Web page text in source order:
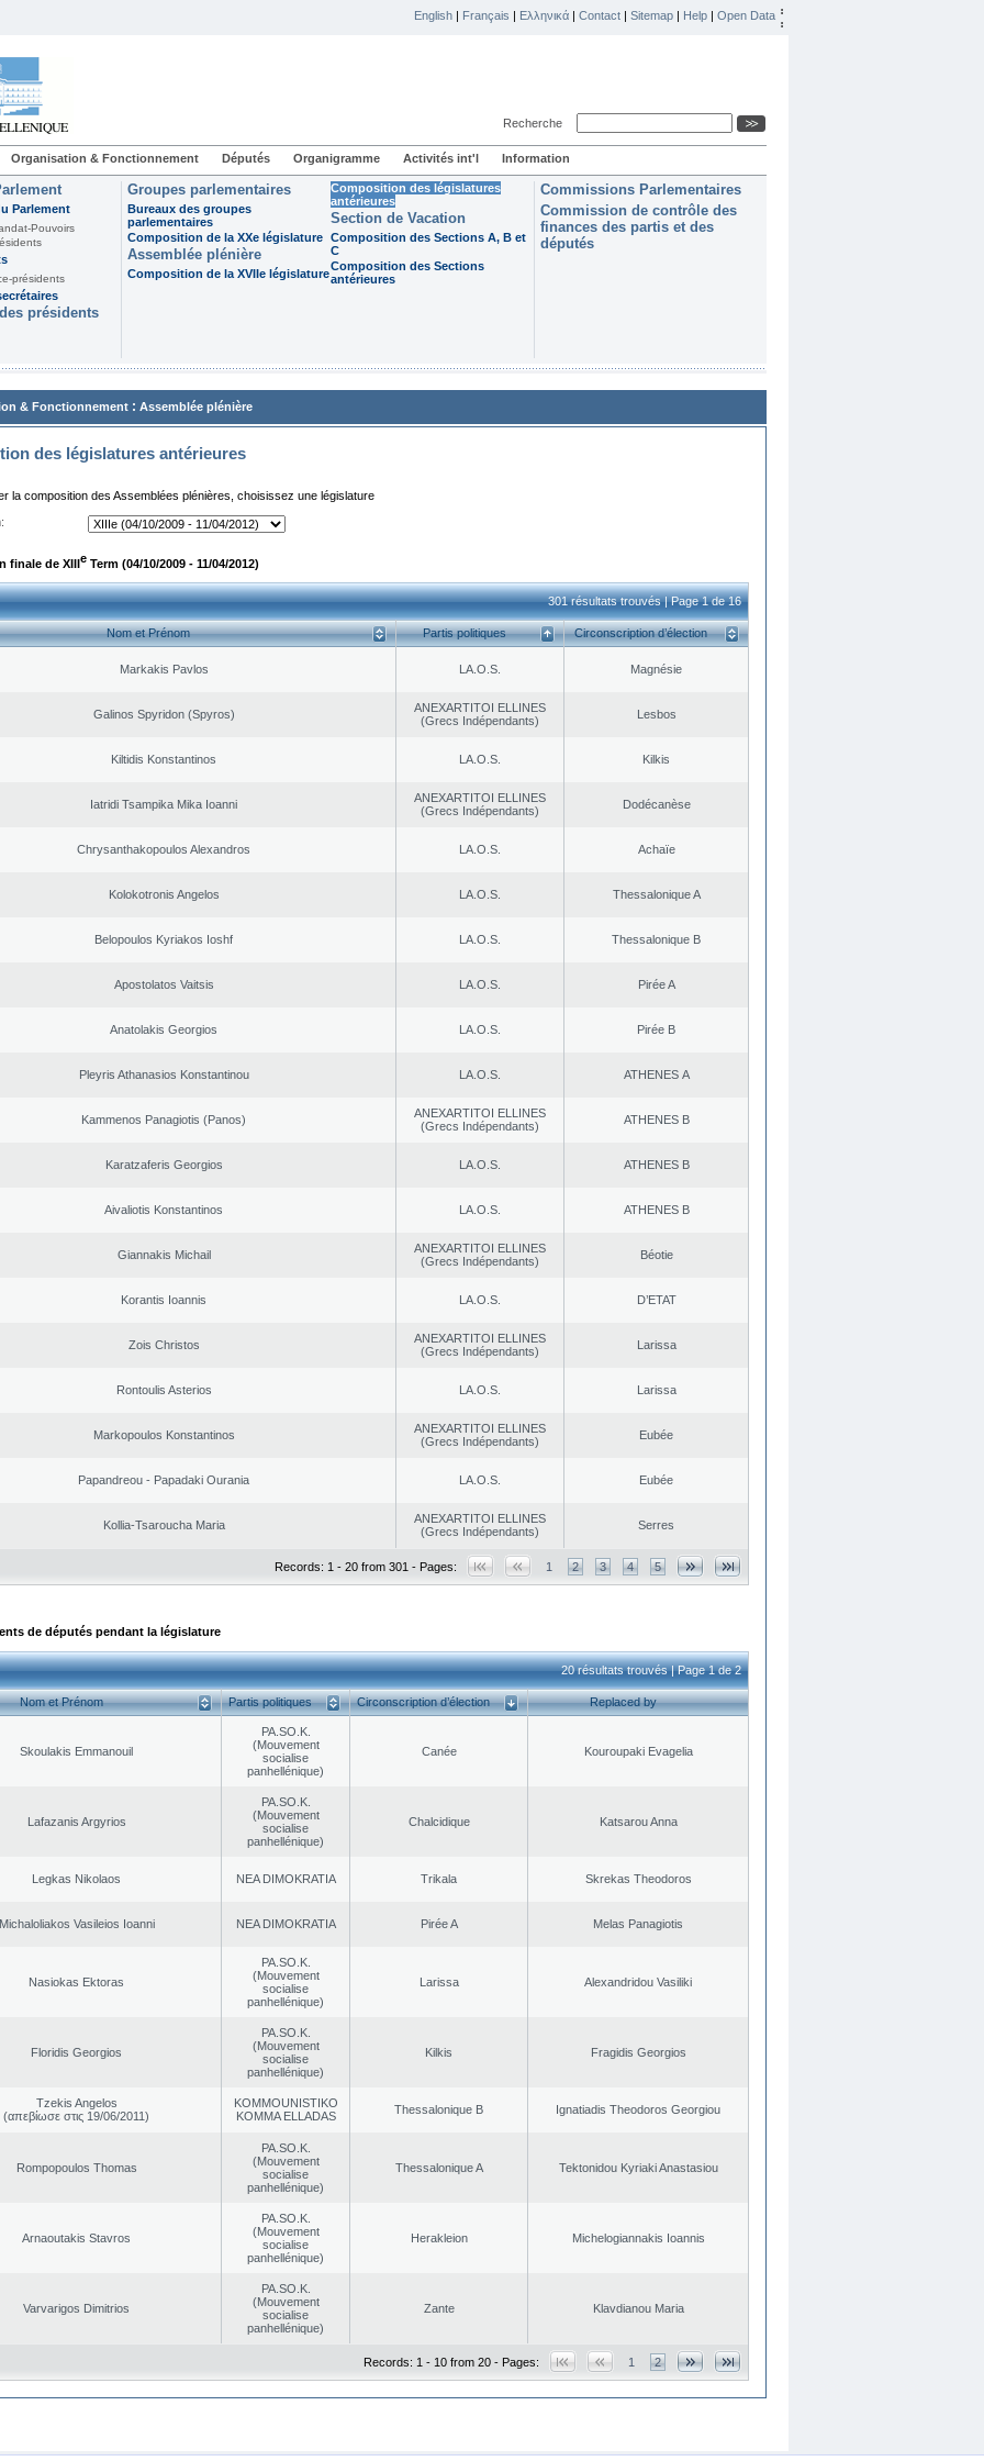
English | Français | Ελληνικά | Contact | Sitemap | Help | Open Data
Recherche
Organisation & Fonctionnement Députés Organigramme Activités int'l Information
Parlement
Pouvoirs
présidents
présidents
Groupes parlementaires
Bureaux des groupes
parlementaires
Composition de la XXe législature
Assemblée plénière
Composition de la XVIIe législature
Composition des législatures
antérieures
Section de Vacation
Composition des Sections A, B et
C
Composition des Sections
antérieures
Commissions Parlementaires
Commission de contrôle des
finances des partis et des
députés
& Fonctionnement : Assemblée plénière
des législatures antérieures
la composition des Assemblées plénières, choisissez une législature
finale de XIIIe Term (04/10/2009 - 11/04/2012)
301 résultats trouvés | Page 1 de 16
Nom et Prénom Partis politiques Circonscription d’élection
Markakis Pavlos LA.O.S. Magnésie
Galinos Spyridon (Spyros)
ANEXARTITOI ELLINES
(Grecs Indépendants)
Lesbos
Kiltidis Konstantinos LA.O.S. Kilkis
Iatridi Tsampika Mika Ioanni
ANEXARTITOI ELLINES
(Grecs Indépendants)
Dodécanèse
Chrysanthakopoulos Alexandros LA.O.S. Achaïe
Kolokotronis Angelos LA.O.S. Thessalonique A
Belopoulos Kyriakos Ioshf LA.O.S. Thessalonique B
Apostolatos Vaitsis LA.O.S. Pirée A
Anatolakis Georgios LA.O.S. Pirée B
Pleyris Athanasios Konstantinou LA.O.S. ATHENES Α
Kammenos Panagiotis (Panos)
ANEXARTITOI ELLINES
(Grecs Indépendants)
ATHENES Β
Karatzaferis Georgios LA.O.S. ATHENES Β
Aivaliotis Konstantinos LA.O.S. ATHENES Β
Giannakis Michail
ANEXARTITOI ELLINES
(Grecs Indépendants)
Béotie
Korantis Ioannis LA.O.S. D’ETAT
Zois Christos
ANEXARTITOI ELLINES
(Grecs Indépendants)
Larissa
Rontoulis Asterios LA.O.S. Larissa
Markopoulos Konstantinos
ANEXARTITOI ELLINES
(Grecs Indépendants)
Eubée
Papandreou - Papadaki Ourania LA.O.S. Eubée
Kollia-Tsaroucha Maria
ANEXARTITOI ELLINES
(Grecs Indépendants)
Serres
Records: 1 - 20 from 301 - Pages: 1 2 3 4 5
de députés pendant la législature
20 résultats trouvés | Page 1 de 2
Nom et Prénom Partis politiques Circonscription d’élection Replaced by
Skoulakis Emmanouil
PA.SO.K.
(Mouvement
socialise
panhellénique)
Canée Kouroupaki Evagelia
Lafazanis Argyrios
PA.SO.K.
(Mouvement
socialise
panhellénique)
Chalcidique Katsarou Anna
Legkas Nikolaos NEA DΙMOKRATIA Trikala Skrekas Theodoros
Michaloliakos Vasileios Ioanni NEA DΙMOKRATIA Pirée A Melas Panagiotis
Nasiokas Ektoras
PA.SO.K.
(Mouvement
socialise
panhellénique)
Larissa Alexandridou Vasiliki
Floridis Georgios
PA.SO.K.
(Mouvement
socialise
panhellénique)
Kilkis Fragidis Georgios
Tzekis Angelos
(απεβίωσε στις 19/06/2011)
KOMMOUNISTIKO
KOMMA ELLADAS
Thessalonique B Ignatiadis Theodoros Georgiou
Rompopoulos Thomas
PA.SO.K.
(Mouvement
socialise
panhellénique)
Thessalonique A Tektonidou Kyriaki Anastasiou
Arnaoutakis Stavros
PA.SO.K.
(Mouvement
socialise
panhellénique)
Herakleion Michelogiannakis Ioannis
Varvarigos Dimitrios
PA.SO.K.
(Mouvement
socialise
panhellénique)
Zante Klavdianou Maria
Records: 1 - 10 from 20 - Pages: 1 2